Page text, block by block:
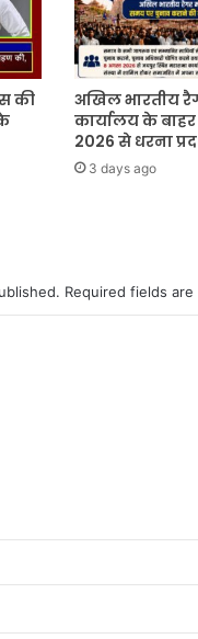
की
अखिल भारतीय
कार्यालय के
2026 से धरना
3 days ago
Required fields are